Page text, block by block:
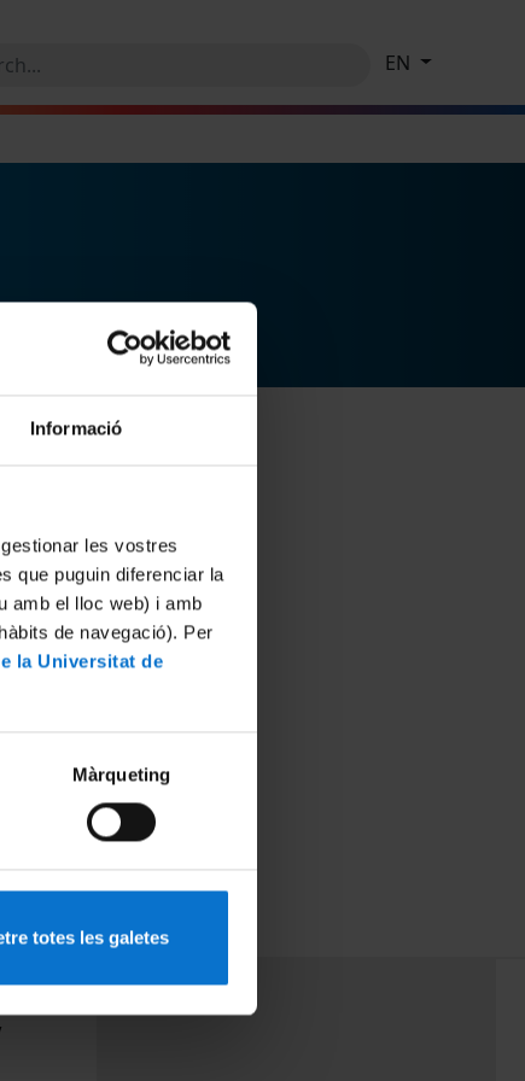
Informació
les vostres
que puguin diferenciar la
amb el lloc web) i amb
de navegació). Per
la Universitat de
Màrqueting
totes les galetes
EN
PEU 3